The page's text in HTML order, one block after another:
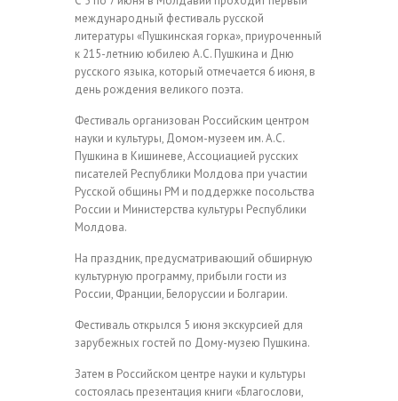
международный фестиваль русской
литературы «Пушкинская горка», приуроченный
к 215-летнию юбилею А.С. Пушкина и Дню
русского языка, который отмечается 6 июня, в
день рождения великого поэта.
Фестиваль организован Российским центром
науки и культуры, Домом-музеем им. А.С.
Пушкина в Кишиневе, Ассоциацией русских
писателей Республики Молдова при участии
Русской общины РМ и поддержке посольства
России и Министерства культуры Республики
Молдова.
На праздник, предусматривающий обширную
культурную программу, прибыли гости из
России, Франции, Белоруссии и Болгарии.
Фестиваль открылся 5 июня экскурсией для
зарубежных гостей по Дому-музею Пушкина.
Затем в Российском центре науки и культуры
состоялась презентация книги «Благослови,